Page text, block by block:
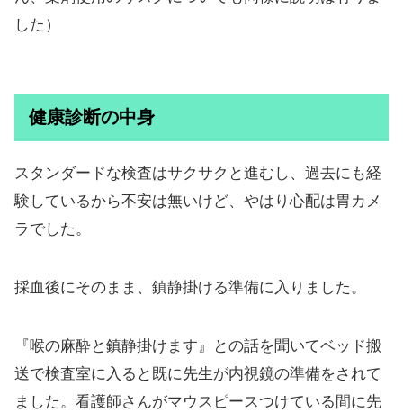
した）
健康診断の中身
スタンダードな検査はサクサクと進むし、過去にも経
験しているから不安は無いけど、やはり心配は胃カメ
ラでした。
採血後にそのまま、鎮静掛ける準備に入りました。
『喉の麻酔と鎮静掛けます』との話を聞いてベッド搬
送で検査室に入ると既に先生が内視鏡の準備をされて
ました。看護師さんがマウスピースつけている間に先